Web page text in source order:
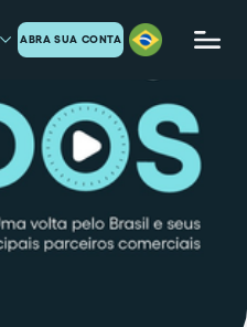
ABRA SUA CONTA